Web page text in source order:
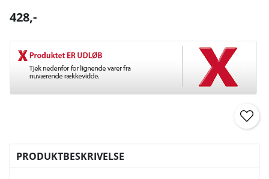
428,-
PRODUKTBESKRIVELSE